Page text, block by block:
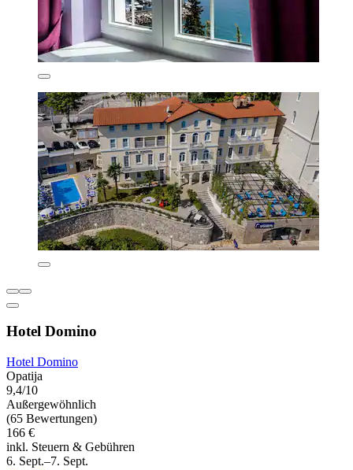
Hotel Domino
Hotel Domino
Opatija
9,4/10
Außergewöhnlich
(65 Bewertungen)
166 €
inkl. Steuern & Gebühren
6. Sept.–7. Sept.